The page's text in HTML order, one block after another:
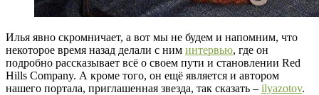
Илья явно скромничает, а вот мы не будем и напомним, что
некоторое время назад делали с ним интервью, где он
подробно рассказывает всё о своем пути и становлении Red
Hills Company. А кроме того, он ещё является и автором
нашего портала, приглашенная звезда, так сказать – ilyazotov.